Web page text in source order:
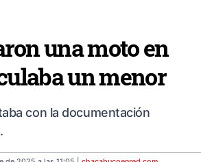
una moto en
un menor
con la documentación